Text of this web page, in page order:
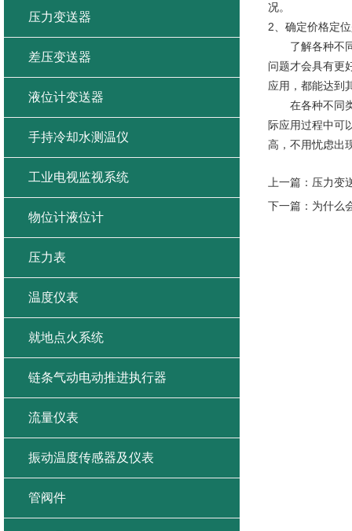
况。
2、确定价格定
了解各种不同
问题才会具有更
应用，都能达到
在各种不同类
际应用过程中可
高，不用忧虑出
上一篇： 压力变
下一篇： 为什么
压力变送器
差压变送器
液位计变送器
手持冷却水测温仪
工业电视监视系统
物位计液位计
压力表
温度仪表
就地点火系统
链条气动电动推进执行器
流量仪表
振动温度传感器及仪表
管阀件